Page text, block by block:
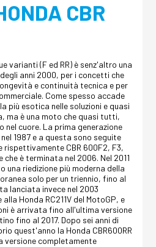
CBR
varianti (F ed RR) è senz'altro una
anni 2000, per i concetti che
e continuità tecnica e per
Come spesso accade
più esotica nelle soluzioni e quasi
ma è una moto che quasi tutti,
nel cuore. La prima generazione
1987 e a questa sono seguite
rispettivamente CBR 600F2, F3,
che è terminata nel 2006. Nel 2011
una riedizione più moderna della
solo per un triennio, fino al
lanciata invece nel 2003
Honda RC211V del MotoGP, e
è arrivata fino all'ultima versione
fino al 2017. Dopo sei anni di
quest'anno la Honda CBR600RR
versione completamente